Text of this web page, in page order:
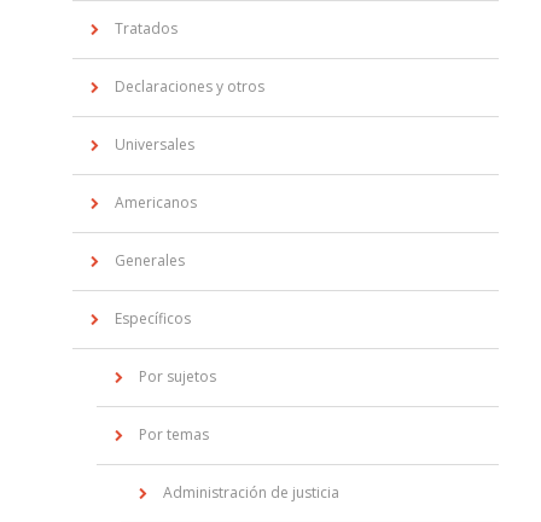
Tratados
Declaraciones y otros
Universales
Americanos
Generales
Específicos
Por sujetos
Por temas
Administración de justicia